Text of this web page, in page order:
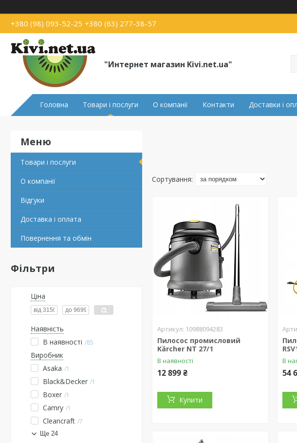
+380 (98) 093-52-25 +380 (63) 277-38-57
"Интернет магазин Kivi.net.ua"
Головна Товари і послуги О компанії Контакти Доставки і
Товари і послуги
О компанії
Відгуки
Доставка і оплата
Повернення та обмін
Фільтри
Ціна
Наявність
В наявності
85
Виробник
Asaka
1
Black&Decker 1
Boxer 1
Camry 1
Cleancraft 7
Ще 24
10988094283
Пилосос промисловий
Kärcher NT 27/1
В наявності
12 899 ₴
Купити
В
54